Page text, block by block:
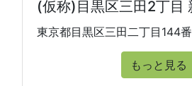
(仮称)目黒区三田2丁目
東京都目黒区三田二丁目144
もっと見る